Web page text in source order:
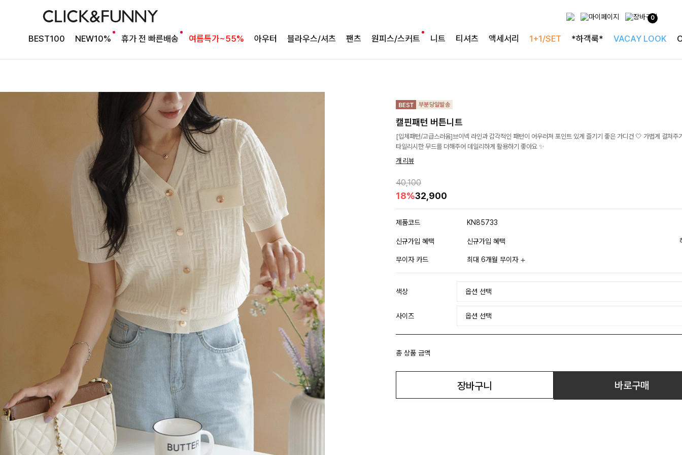
0
BEST100 NEW10% 휴가 전 빠른배송 여름특가~55% 아우터 블라우스/셔츠 팬츠 원피스/스커트 니트 티셔츠 액세서리 1+1/SET *하객룩* VACAY LOOK
캘핀패턴 버튼니트
[입체패턴/고급스러움]브이넥 라인과 감각적인 패턴이 어우러져 포인트 있게 즐기기 좋은 가디건 🤍 가볍게 걸쳐주
타일리시한 무드를 더해주어 데일리하게 활용하기 좋아요 ✨
개 리뷰
40,100
18%32,900
제품코드 KN85733
신규가입 혜택 신규가입 혜택
무이자 카드 최대 6개월 무이자
색상
사이즈
총 상품 금액
장바구니 바로구매